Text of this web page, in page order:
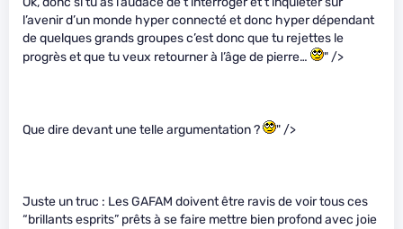
l’avenir d’un monde hyper connecté et donc hyper dépendant
de quelques grands groupes c’est donc que tu rejettes le
progrès et que tu veux retourner à l’âge de pierre…
" />
Que dire devant une telle argumentation ? " />
Juste un truc : Les GAFAM doivent être ravis de voir tous ces
“brillants esprits” prêts à se faire mettre bien profond avec joie